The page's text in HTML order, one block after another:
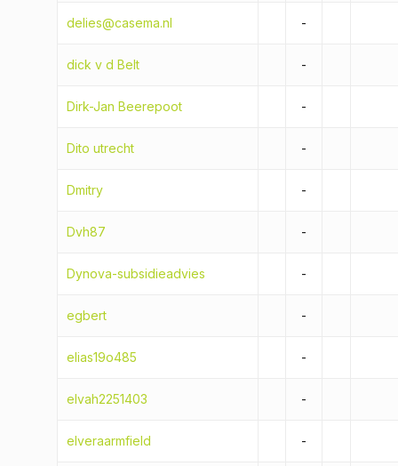
delies@casema.nl -
dick v d Belt -
Dirk-Jan Beerepoot -
Dito utrecht -
Dmitry -
Dvh87 -
Dynova-subsidieadvies -
egbert -
elias19o485 -
elvah2251403 -
elveraarmfield -